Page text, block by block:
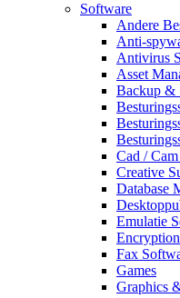
Software
Andere
Anti-
Antivirus
Asset
Backup &
Cad /
Creative
Database
Emulatie
Fax
Games
Graphics